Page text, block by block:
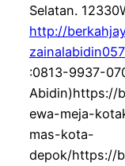
Selatan.
http://
:0813-9937-
Abidin)https://
ewa-meja-
mas-kota-
depok/https://